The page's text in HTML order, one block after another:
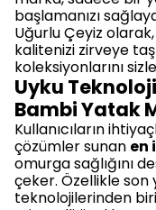
başlamanızı
Uğurlu Çeyiz
kalitenizi zirveye
koleksiyonlarını
Uyku
Bambi Yatak
Kullanıcıların
çözümler sunan en
omurga sağlığını
çeker. Özellikle son
teknolojilerinden